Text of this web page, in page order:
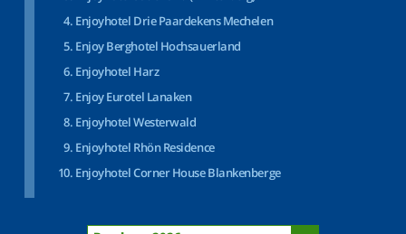
Enjoyhotel Drie Paardekens Mechelen
Enjoy Berghotel Hochsauerland
Enjoyhotel Harz
Enjoy Eurotel Lanaken
Enjoyhotel Westerwald
Enjoyhotel Rhön Residence
Enjoyhotel Corner House Blankenberge